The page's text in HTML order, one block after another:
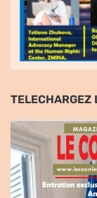
TELECHARGEZ